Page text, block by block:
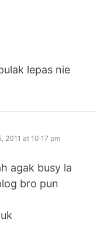
lepas nie
2011 at 10:17 pm
agak busy la
bro pun